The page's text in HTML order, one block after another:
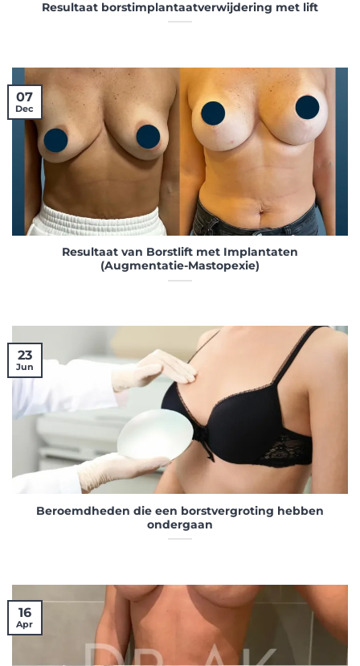
Resultaat borstimplantaatverwijdering met lift
Resultaat van Borstlift met Implantaten
(Augmentatie-Mastopexie)
07
Dec
Beroemdheden die een borstvergroting hebben
ondergaan
23
Jun
16
Apr